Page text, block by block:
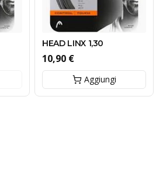
HEAD LINX 1,30
10,90 €
Aggiungi